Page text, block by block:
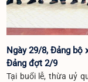
Ngày 29/8, Đảng bộ
Đảng đợt 2/9
Tại buổi lễ, thừa uỷ